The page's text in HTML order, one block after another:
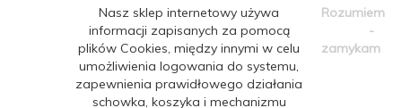
Nasz sklep internetowy używa
informacji zapisanych za pomocą
plików Cookies, między innymi w celu
umożliwienia logowania do systemu,
zapewnienia prawidłowego działania
schowka, koszyka i mechanizmu
Rozumiem
-
zamykam